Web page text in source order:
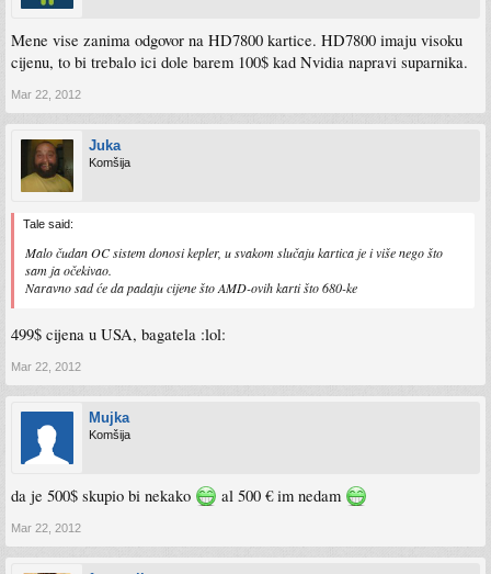
Mene vise zanima odgovor na HD7800 kartice. HD7800 imaju visoku
cijenu, to bi trebalo ici dole barem 100$ kad Nvidia napravi suparnika.
Mar 22, 2012
Juka
Komšija
Tale said:
Malo čudan OC sistem donosi kepler, u svakom slučaju kartica je i više nego što
sam ja očekivao.
Naravno sad će da padaju cijene što AMD-ovih karti što 680-ke
499$ cijena u USA, bagatela :lol:
Mar 22, 2012
Mujka
Komšija
da je 500$ skupio bi nekako al 500 € im nedam
Mar 22, 2012